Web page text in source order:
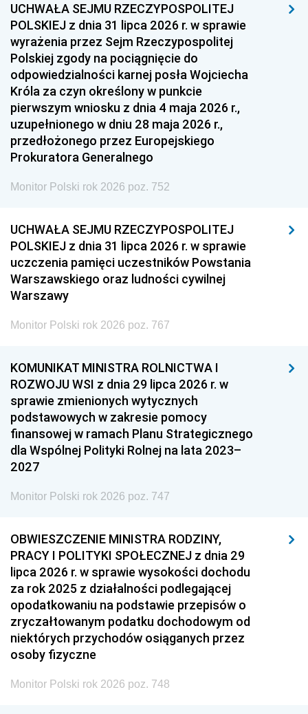
UCHWAŁA SEJMU RZECZYPOSPOLITEJ
POLSKIEJ z dnia 31 lipca 2026 r. w sprawie
wyrażenia przez Sejm Rzeczypospolitej
Polskiej zgody na pociągnięcie do
odpowiedzialności karnej posła Wojciecha
Króla za czyn określony w punkcie
pierwszym wniosku z dnia 4 maja 2026 r.,
uzupełnionego w dniu 28 maja 2026 r.,
przedłożonego przez Europejskiego
Prokuratora Generalnego
Monitor Polski rok 2026 poz. 752
UCHWAŁA SEJMU RZECZYPOSPOLITEJ
POLSKIEJ z dnia 31 lipca 2026 r. w sprawie
uczczenia pamięci uczestników Powstania
Warszawskiego oraz ludności cywilnej
Warszawy
Monitor Polski rok 2026 poz. 767
KOMUNIKAT MINISTRA ROLNICTWA I
ROZWOJU WSI z dnia 29 lipca 2026 r. w
sprawie zmienionych wytycznych
podstawowych w zakresie pomocy
finansowej w ramach Planu Strategicznego
dla Wspólnej Polityki Rolnej na lata 2023–
2027
Monitor Polski rok 2026 poz. 747
OBWIESZCZENIE MINISTRA RODZINY,
PRACY I POLITYKI SPOŁECZNEJ z dnia 29
lipca 2026 r. w sprawie wysokości dochodu
za rok 2025 z działalności podlegającej
opodatkowaniu na podstawie przepisów o
zryczałtowanym podatku dochodowym od
niektórych przychodów osiąganych przez
osoby fizyczne
Monitor Polski rok 2026 poz. 748